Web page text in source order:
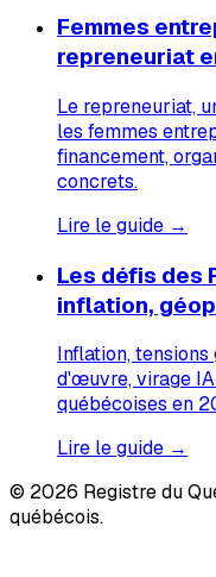
Femmes
repreneuriat
Le repreneuriat,
les femmes
financement,
concrets.
Lire le guide →
Les défis des
inflation,
Inflation,
d'œuvre, virage
québécoises en
Lire le guide →
© 2026 Registre du
québécois.